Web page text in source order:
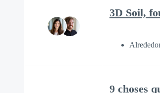
3D Soil,
9 choses